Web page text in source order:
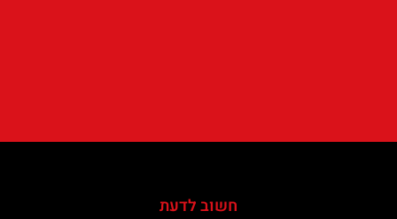
חשוב לדעת